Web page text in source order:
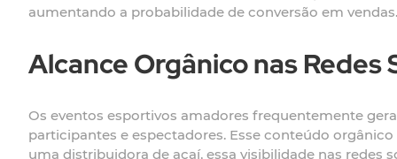
aumentando a probabilidade de conversão em vendas.
Alcance Orgânico nas Redes
Os eventos esportivos amadores frequentemente
participantes e espectadores. Esse conteúdo
uma distribuidora de açaí, essa visibilidade nas redes